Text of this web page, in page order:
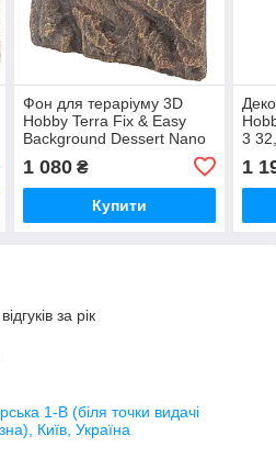
Фон для тераріуму 3D
Hobby Terra Fix & Easy
Background Dessert Nano
2 24,7x24,7x4,5см (31251)
1 080₴
Купити
3
1
за рік
1-В (біля точки видачі
Київ, Україна